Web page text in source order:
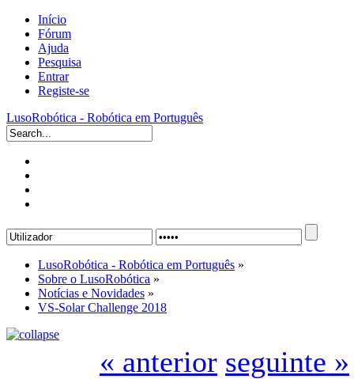
Início
Fórum
Ajuda
Pesquisa
Entrar
Registe-se
LusoRobótica - Robótica em Português
LusoRobótica - Robótica em Português »
Sobre o LusoRobótica »
Notícias e Novidades »
VS-Solar Challenge 2018
« anterior seguinte »